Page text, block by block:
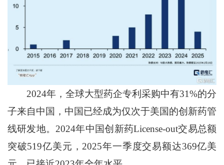
2024年，全球大型药企专利采购中有31%的分
子来自中国，中国已经成为仅次于美国的创新药管
线研发地。2024年中国创新药License-out交易总额
突破519亿美元，2025年一季度交易额达369亿美